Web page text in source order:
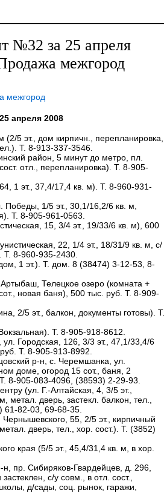
№32 за 25 апреля
межгород
межгород
апреля 2008
(2/5 эт., дом кирпичн., перепланировка,
Т. 8-913-337-3546.
район, 5 минут до метро, пл.
отл., перепланировка). Т. 8-905-
1 эт., 37,4/17,4 кв. м). Т. 8-960-931-
Победы, 1/5 эт., 30,1/16,2/6 кв. м,
Т. 8-905-961-0563.
15, 3/4 эт., 19/33/6 кв. м), 600
22, 1/4 эт., 18/31/9 кв. м, с/
Т. 8-960-935-2430.
1 эт.). Т. дом. 8 (38474) 3-12-53, 8-
Телецкое озеро (комната +
новая баня), 500 тыс. руб. Т. 8-909-
2/5 эт., балкон, документы готовы). Т.
Т. 8-905-918-8612.
ул. Городская, 126, 3/3 эт., 47,1/33,4/6
Т. 8-905-913-8992.
р-н, с. Черемшанка, ул.
доме, огород 15 сот., баня, 2
8-905-083-4096, (38593) 2-29-93.
(ул. Г.-Алтайская, 4, 3/5 эт.,
дверь, застекл. балкон, тел.,
61-82-03, 69-68-35.
Чернышевского, 55, 2/5 эт., кирпичный
дверь, тел., хор. сост.). Т. (3852)
края (5/5 эт., 45,4/31,4 кв. м, в хор.
н, пр. Сибиряков-Гвардейцев, д. 296,
с/у совм., в отл. сост.,
д/сады, соц. рынок, гаражи,